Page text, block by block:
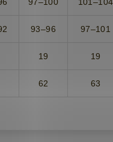
93–96 97–101
19 19
62 63